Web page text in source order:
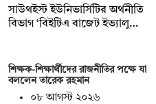
সাউথইস্ট ইউনিভার্সিটির অর্থনীতি
বিভাগ ‘বিইটিএ বাজেট ইভ্যালু…
শিক্ষক-শিক্ষার্থীদের রাজনীতির পক্ষে যা
বললেন তারেক রহমান
০৮ আগস্ট ২০২৬